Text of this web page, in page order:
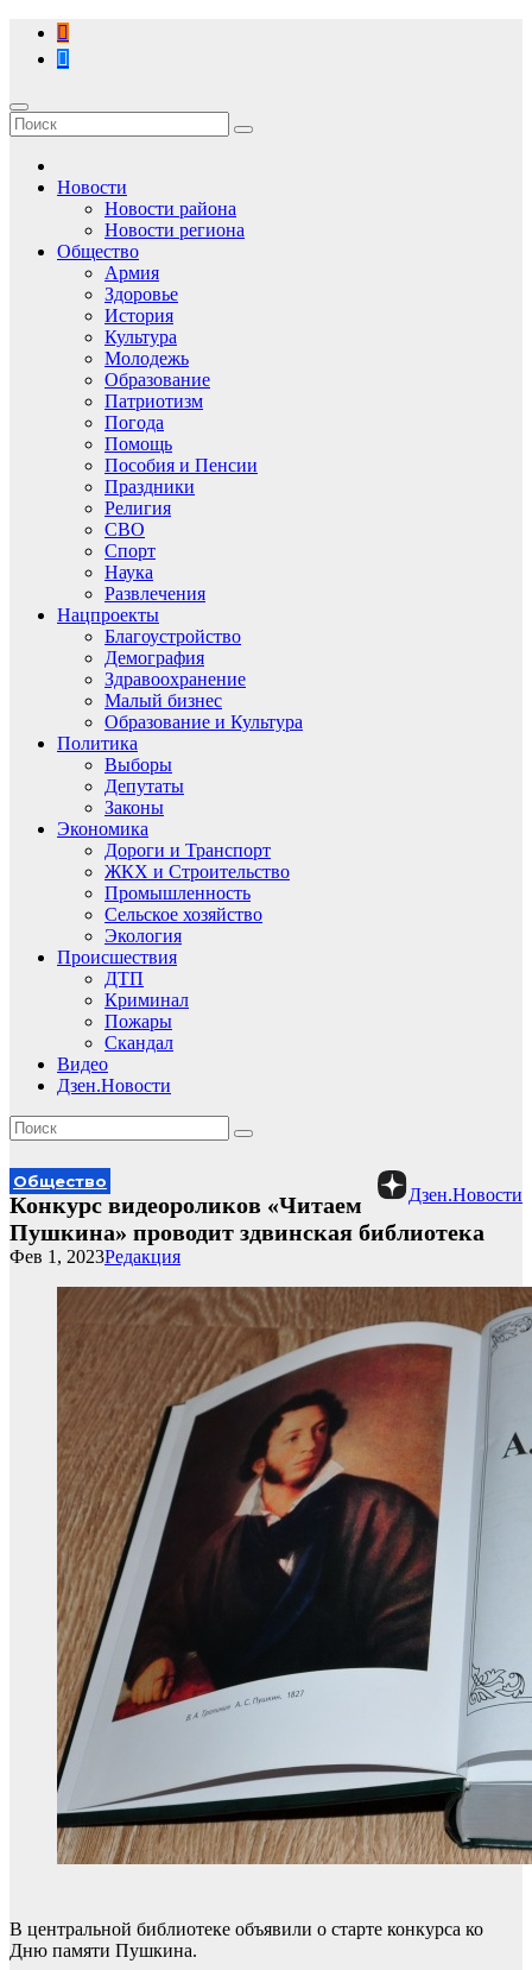
Перейти
содержимому
Новости
Новости района
Новости региона
Общество
Армия
Здоровье
История
Культура
Молодежь
Образование
Патриотизм
Погода
Помощь
Пособия и Пенсии
Праздники
Религия
СВО
Спорт
Наука
Развлечения
Нацпроекты
Благоустройство
Демография
Здравоохранение
Малый бизнес
Образование и Культура
Политика
Выборы
Депутаты
Законы
Экономика
Дороги и Транспорт
ЖКХ и Строительство
Промышленность
Сельское хозяйство
Экология
Происшествия
ДТП
Криминал
Пожары
Скандал
Видео
Дзен.Новости
Дзен.Новости
Общество
Конкурс видеороликов «Читаем
Пушкина» проводит здвинская библиотека
Редакция
Фев 1, 2023
В центральной библиотеке объявили о старте конкурса ко
Дню памяти Пушкина.